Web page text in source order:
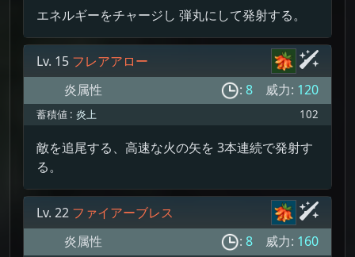
エネルギーをチャージし 弾丸にして発射する。
Lv. 15 フレアアロー
炎属性
: 8 威力: 120
蓄積値 : 炎上 102
敵を追尾する、高速な火の矢を 3本連続で発射す
る。
Lv. 22 ファイアーブレス
炎属性
: 8 威力: 160